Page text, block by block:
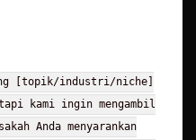
[topik/industri/niche]
kami ingin mengambil
Anda menyarankan